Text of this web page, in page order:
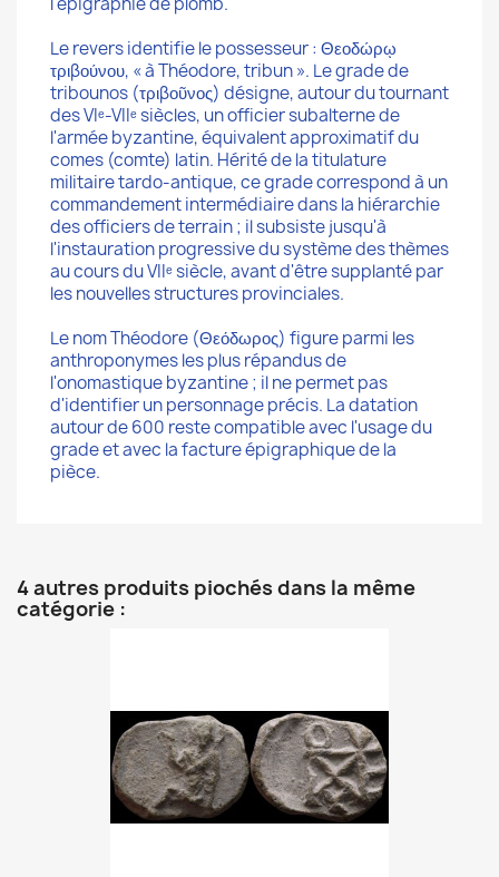
Le revers identifie le possesseur : Θεοδώρῳ
τριβούνου, « à Théodore, tribun ». Le grade de
tribounos (τριβοῦνος) désigne, autour du tournant
des VIᵉ-VIIᵉ siècles, un officier subalterne de
l'armée byzantine, équivalent approximatif du
comes (comte) latin. Hérité de la titulature
militaire tardo-antique, ce grade correspond à un
commandement intermédiaire dans la hiérarchie
des officiers de terrain ; il subsiste jusqu'à
l'instauration progressive du système des thèmes
au cours du VIIᵉ siècle, avant d'être supplanté par
les nouvelles structures provinciales.
Le nom Théodore (Θεόδωρος) figure parmi les
anthroponymes les plus répandus de
l'onomastique byzantine ; il ne permet pas
d'identifier un personnage précis. La datation
autour de 600 reste compatible avec l'usage du
grade et avec la facture épigraphique de la
pièce.
4 autres produits piochés dans la même
catégorie :